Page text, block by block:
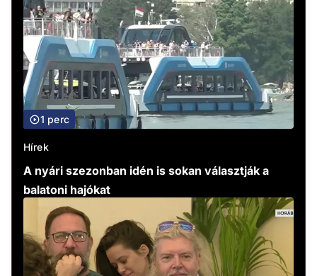
1 perc
Hírek
A nyári szezonban idén is sokan választják a
balatoni hajókat